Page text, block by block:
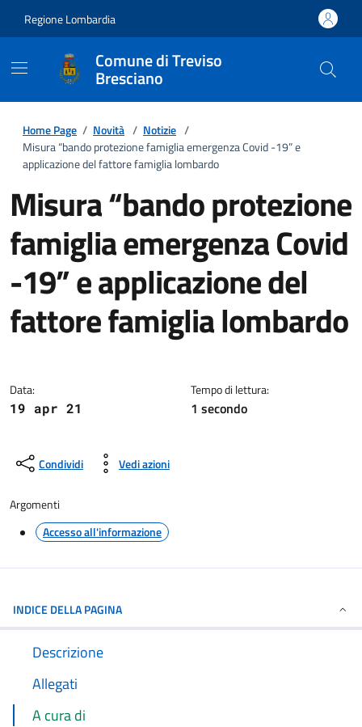
Regione Lombardia
Comune di Treviso
Bresciano
Home Page / Novità / Notizie /
Misura “bando protezione famiglia emergenza Covid -19” e
applicazione del fattore famiglia lombardo
Misura “bando protezione
famiglia emergenza Covid
-19” e applicazione del
fattore famiglia lombardo
Data:
19 apr 21
Tempo di lettura:
1 secondo
Condividi Vedi azioni
Argomenti
Accesso all'informazione
INDICE DELLA PAGINA
Descrizione
Allegati
A cura di